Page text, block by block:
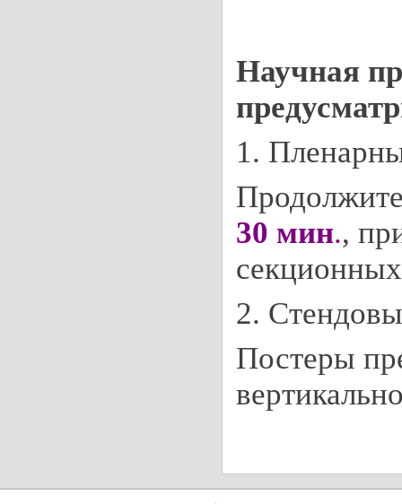
Научная
1.
30 мин.,
2.
Постеры